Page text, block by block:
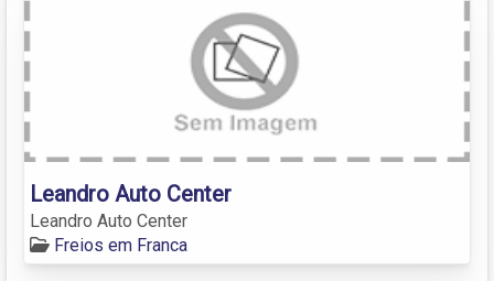
Leandro Auto Center
Leandro Auto Center
Freios em Franca